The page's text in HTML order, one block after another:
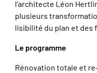
l’architecte Léon
plusieurs
lisibilité du plan et des
Le programme
Rénovation totale et